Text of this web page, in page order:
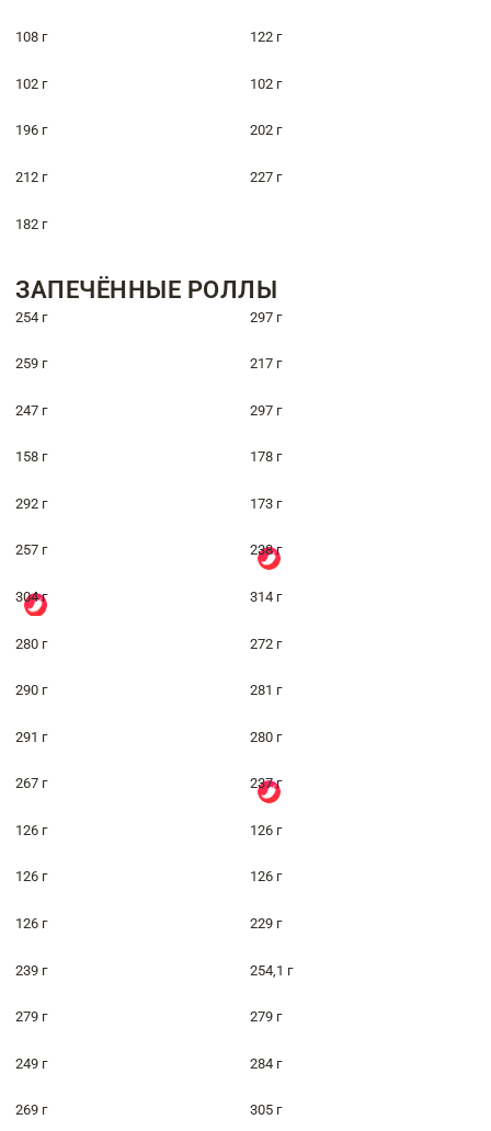
108 г 122 г
102 г 102 г
196 г 202 г
212 г 227 г
182 г
ЗАПЕЧЁННЫЕ РОЛЛЫ
254 г 297 г
259 г 217 г
247 г 297 г
158 г 178 г
292 г 173 г
257 г 238 г
304 г 314 г
280 г 272 г
290 г 281 г
291 г 280 г
267 г 237 г
126 г 126 г
126 г 126 г
126 г 229 г
239 г 254,1 г
279 г 279 г
249 г 284 г
269 г 305 г